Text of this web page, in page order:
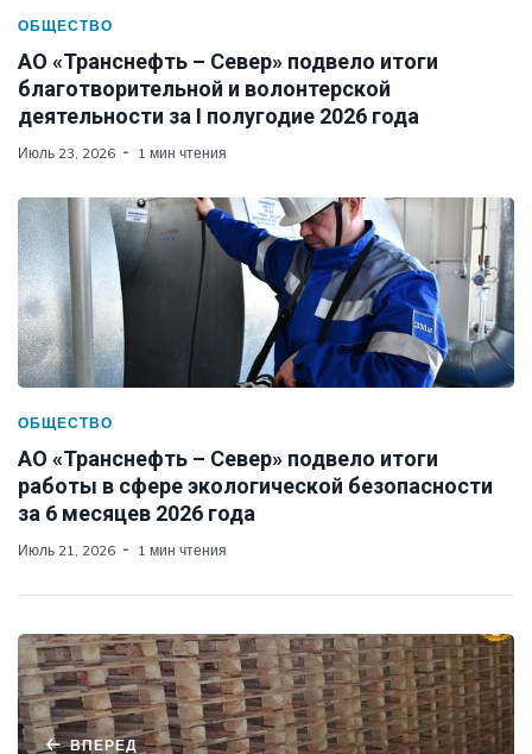
ОБЩЕСТВО
АО «Транснефть – Север» подвело итоги
благотворительной и волонтерской
деятельности за I полугодие 2026 года
Июль 23, 2026 1 мин чтения
ОБЩЕСТВО
АО «Транснефть – Север» подвело итоги
работы в сфере экологической безопасности
за 6 месяцев 2026 года
Июль 21, 2026 1 мин чтения
ВПЕРЕД